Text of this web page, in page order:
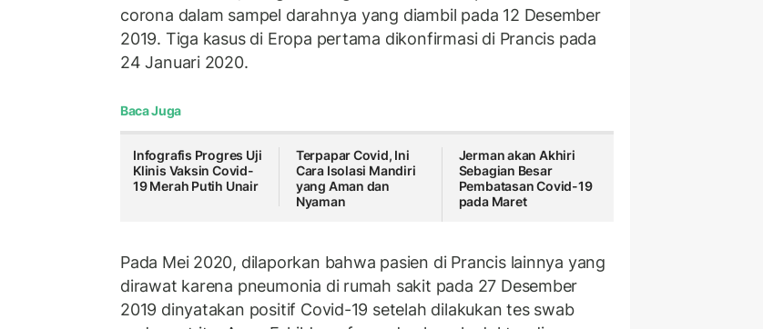
corona dalam sampel darahnya yang diambil pada 12 Desember
2019. Tiga kasus di Eropa pertama dikonfirmasi di Prancis pada
24 Januari 2020.
Baca Juga
Infografis Progres Uji
Klinis Vaksin Covid-
19 Merah Putih Unair
Terpapar Covid, Ini
Cara Isolasi Mandiri
yang Aman dan
Nyaman
Jerman akan Akhiri
Sebagian Besar
Pembatasan Covid-19
pada Maret
Pada Mei 2020, dilaporkan bahwa pasien di Prancis lainnya yang
dirawat karena pneumonia di rumah sakit pada 27 Desember
2019 dinyatakan positif Covid-19 setelah dilakukan tes swab